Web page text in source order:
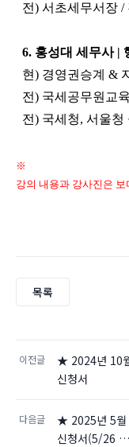
전) 서초세무서장 /
6. 홍성대 세무사 |
현) 경영권승계 &
전) 국세공무원교
전) 국세청, 서울청
※
강의 내용과 강사진은
목록
이전글
★ 2024년 10
신청서
다음글
★ 2025년 5월
신청서(5/26 …